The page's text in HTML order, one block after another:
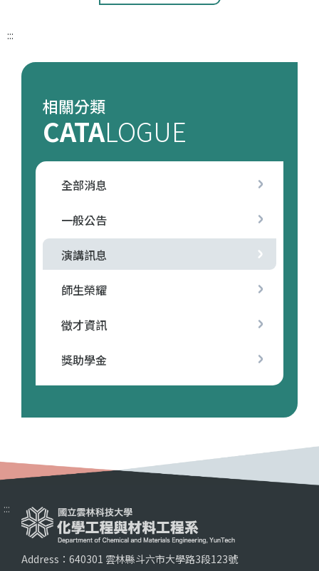
:::
相關分類
CATALOGUE
全部消息
一般公告
演講訊息
師生榮耀
徵才資訊
獎助學金
:::
Address：640301 雲林縣斗六市大學路3段123號